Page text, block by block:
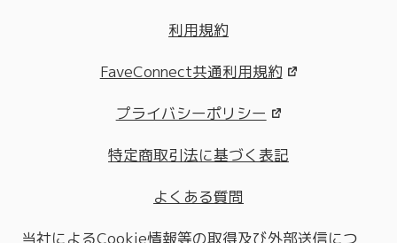
利用規約
FaveConnect共通利用規約
プライバシーポリシー
特定商取引法に基づく表記
よくある質問
当社によるCookie情報等の取得及び外部送信につ